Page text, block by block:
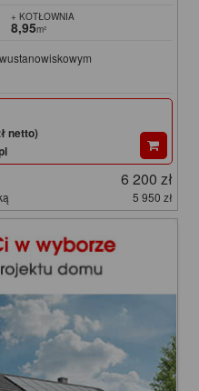
+ KOTŁOWNIA
8,95m²
netto)
6 200 zł
5 950 zł